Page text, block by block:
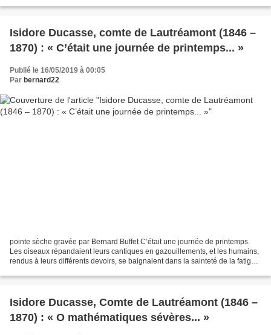
Isidore Ducasse, comte de Lautréamont (1846 –
1870) : « C’était une journée de printemps... »
Publié le 16/05/2019 à 00:05
Par bernard22
pointe sèche gravée par Bernard Buffet C’était une journée de printemps.
Les oiseaux répandaient leurs cantiques en gazouillements, et les humains,
rendus à leurs différents devoirs, se baignaient dans la sainteté de la fatigue.
Isidore Ducasse, Comte de Lautréamont (1846 –
1870) : « O mathématiques sévères... »